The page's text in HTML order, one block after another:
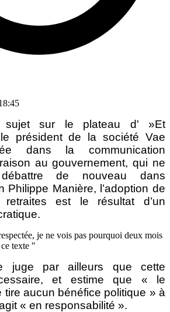
sujet sur le plateau d' »Et
président de la société Vae
dans la communication
au gouvernement, qui ne
de nouveau dans
Philippe Manière, l’adoption de
est le résultat d’un
je ne vois pas pourquoi deux mois
texte
juge par ailleurs que cette
et estime que « le
tire aucun bénéfice politique » à
« en responsabilité ».